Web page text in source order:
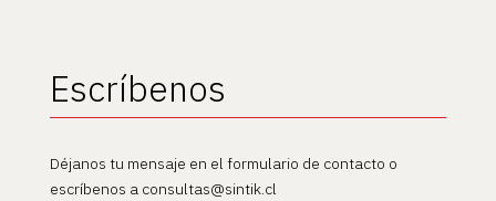
Escríbenos
Déjanos tu mensaje en el formulario de contacto o
escríbenos a consultas@sintik.cl